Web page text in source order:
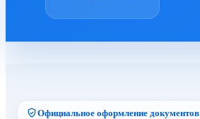
Официальное оформление документов